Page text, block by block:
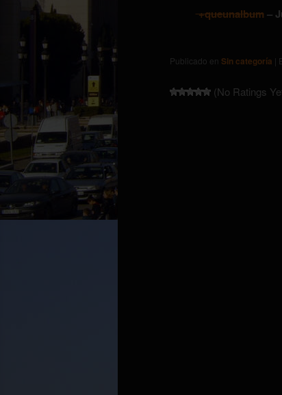
+queunalbum–
Publicado en Sin categoría
(No Ratings